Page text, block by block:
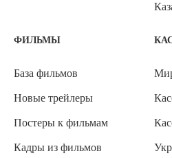
ФИЛЬМЫ
База фильмов
Новые трейлеры
Постеры к фильмам
Кадры из фильмов